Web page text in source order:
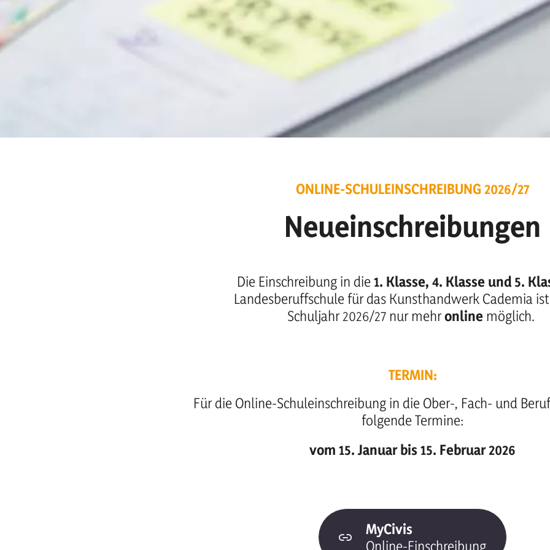
ONLINE-SCHULEINSCHREIBUNG 2026/27
Neueinschreibungen
Die Einschreibung in die1. Klasse, 4. Klasse und 5.
Landesberuffschule für das Kunsthandwerk Cademia
Schuljahr 2026/27 nur mehronline möglich.
TERMIN:
Für die Online-Schuleinschreibung in die Ober-, Fach- und
folgende Termine:
vom 15. Januar bis 15. Februar 2026
MyCivis
Online-Einschreibung